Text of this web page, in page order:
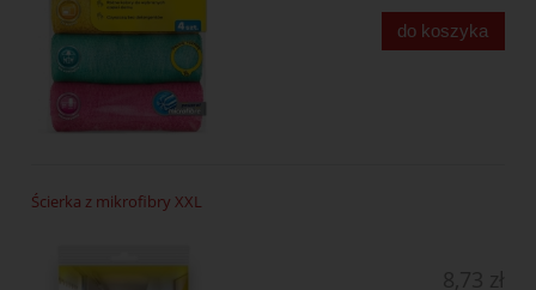
do koszyka
Ścierka z mikrofibry XXL